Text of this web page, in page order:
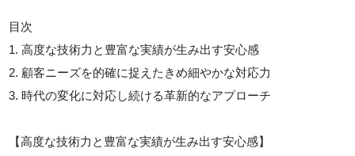
目次
1. 高度な技術力と豊富な実績が生み出す安心感
2. 顧客ニーズを的確に捉えたきめ細やかな対応力
3. 時代の変化に対応し続ける革新的なアプローチ
【高度な技術力と豊富な実績が生み出す安心感】